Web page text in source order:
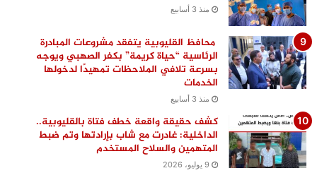
منذ 3 أسابيع
محافظ القليوبية يتفقد مشروعات المبادرة
الرئاسية “حياة كريمة” بكفر الصهبي ويوجه
بسرعة تلافي الملاحظات تمهيدًا لدخولها
الخدمات
منذ 3 أسابيع
كشف حقيقة واقعة خطف فتاة بالقليوبية..
الداخلية: غادرت مع شاب بإرادتها وتم ضبط
المتهمين والسلاح المستخدم
9 يوليو، 2026